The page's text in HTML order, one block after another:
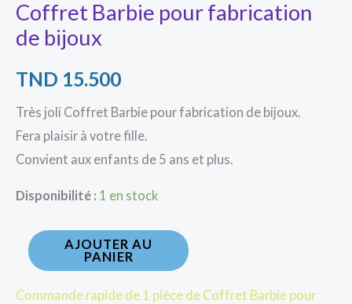
Coffret Barbie pour fabrication
de bijoux
TND 15.500
Très joli Coffret Barbie pour fabrication de bijoux.
Fera plaisir à votre fille.
Convient aux enfants de 5 ans et plus.
Disponibilité : 1 en stock
AJOUTER AU
PANIER
Commande rapide de 1 pièce de Coffret Barbie pour